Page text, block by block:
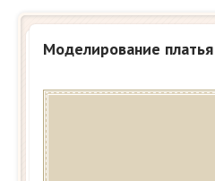
Моделирование платья